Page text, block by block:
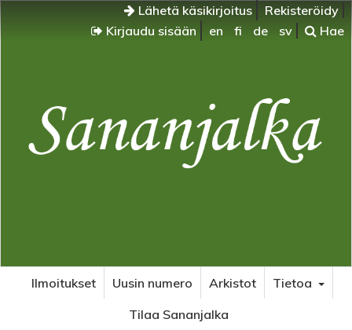
Lähetä käsikirjoitus
Rekisteröidy
Kirjaudu sisään
en fi de sv Hae
Ilmoitukset Uusin numero Arkistot
Tietoa
Tilaa Sananjalka